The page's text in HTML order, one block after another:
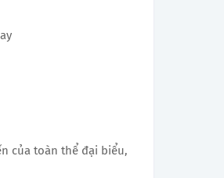
của toàn thể đại biểu,